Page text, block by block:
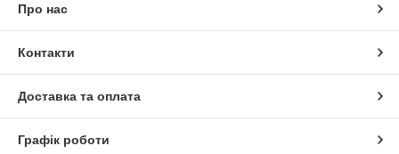
Про нас
Контакти
Доставка та оплата
Графік роботи